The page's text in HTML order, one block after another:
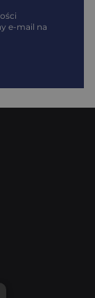
e-mail na